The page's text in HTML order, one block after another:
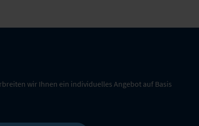
wir Ihnen ein individuelles Angebot auf Basis